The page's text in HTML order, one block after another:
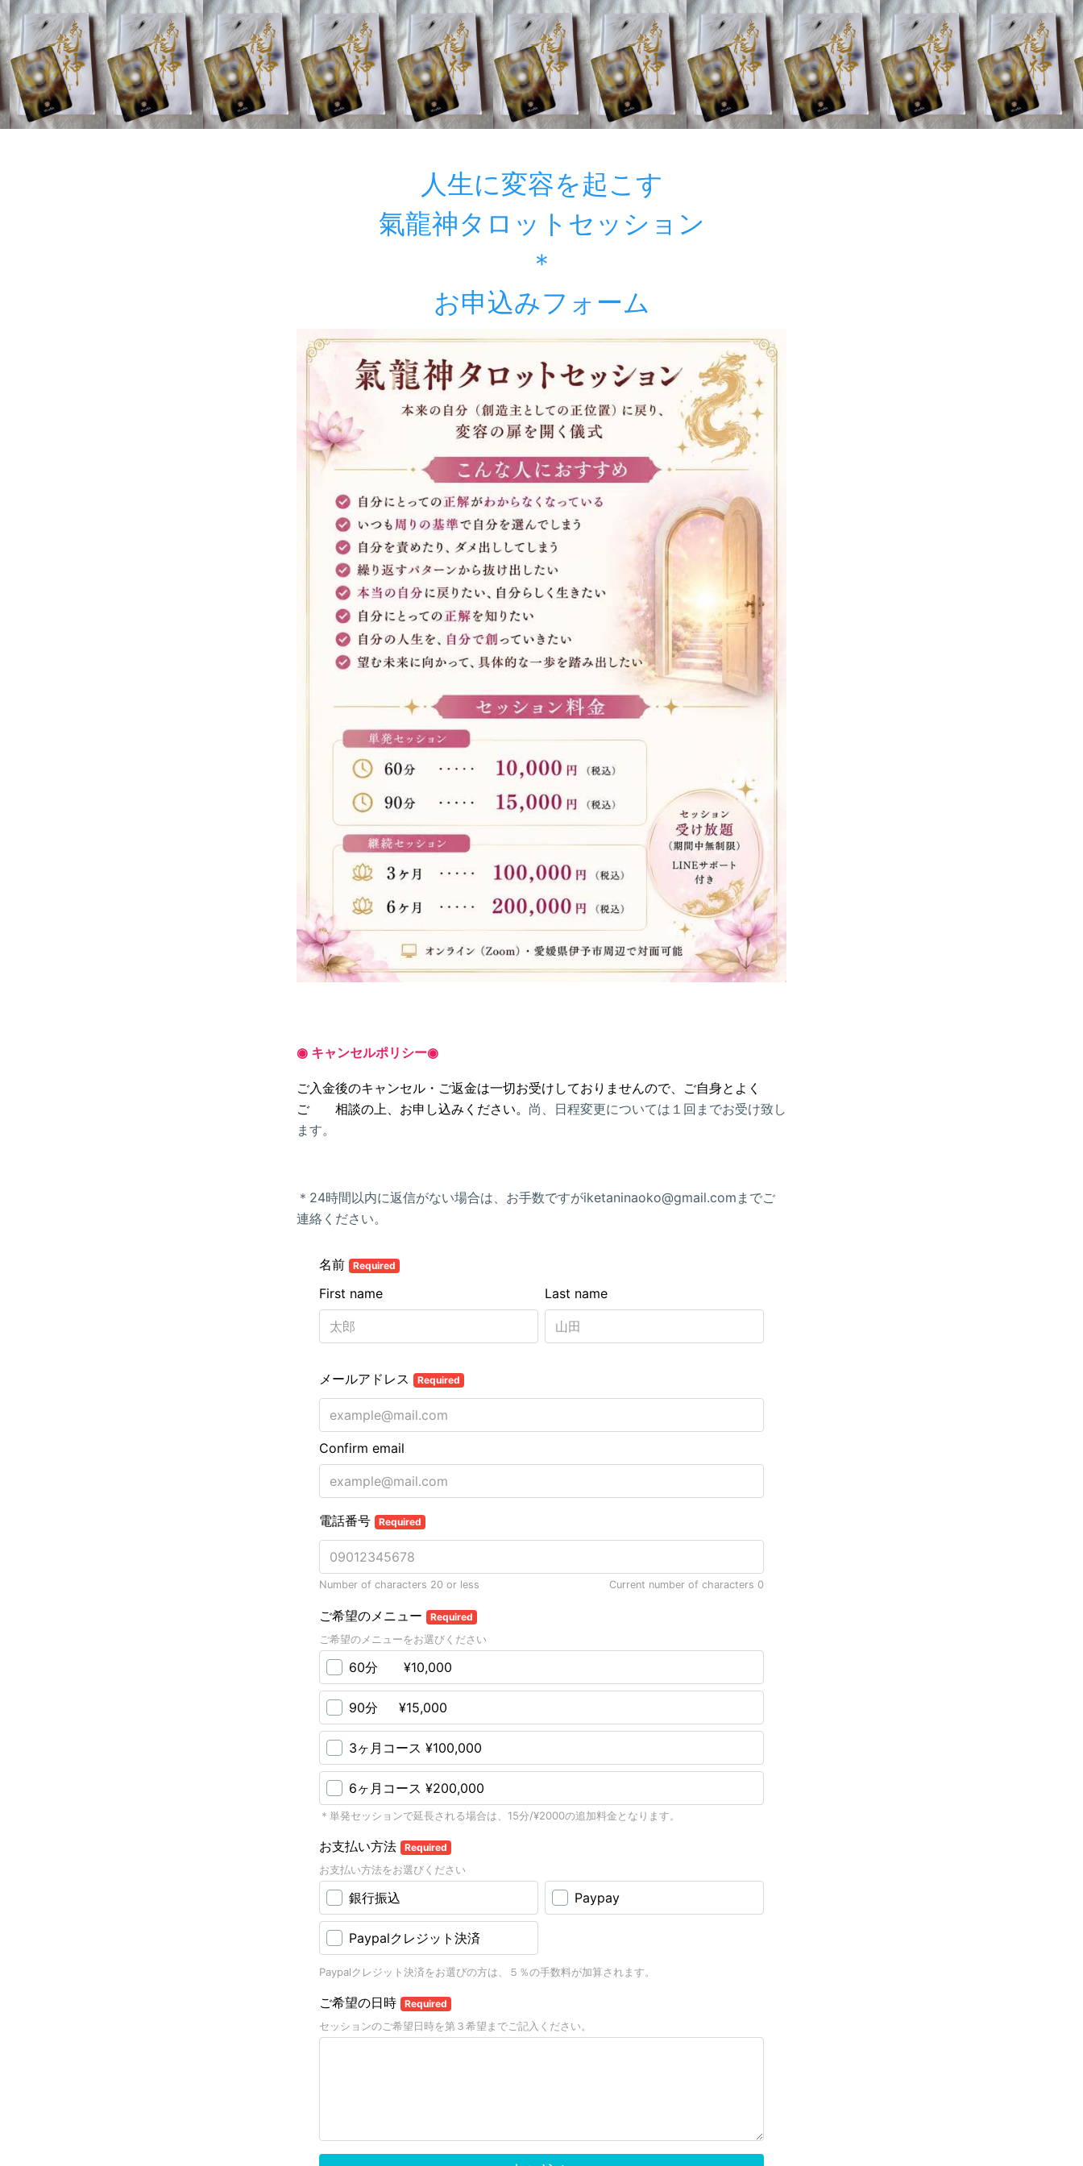
人生に変容を起こす
氣龍神タロットセッション
＊
お申込みフォーム
◉ キャンセルポリシー◉
ご入金後のキャンセル・ご返金は一切お受けしておりませんので、ご自身とよく
ご 相談の上、お申し込みください。 尚、日程変更については１回までお受け致し
ます。
＊24時間以内に返信がない場合は、お手数ですがiketaninaoko@gmail.comまでご
連絡ください。
名前 Required
Last name
First name
メールアドレス Required
Confirm email
電話番号 Required
Number of characters 20 or less Current number of characters 0
ご希望のメニュー Required
ご希望のメニューをお選びください
60分 ¥10,000
90分 ¥15,000
3ヶ月コース ¥100,000
6ヶ月コース ¥200,000
＊単発セッションで延長される場合は、15分/¥2000の追加料金となります。
お支払い方法 Required
お支払い方法をお選びください
銀行振込 Paypay
Paypalクレジット決済
Paypalクレジット決済をお選びの方は、５％の手数料が加算されます。
ご希望の日時 Required
セッションのご希望日時を第３希望までご記入ください。